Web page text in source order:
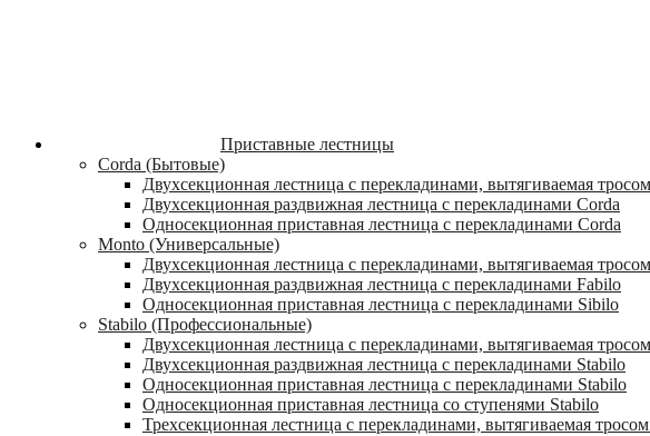
Приставные лестницы
Corda (Бытовые)
Двухсекционная лестница с перекладинами, вытягиваемая
Двухсекционная раздвижная лестница с перекладинами Corda
Односекционная приставная лестница с перекладинами Corda
Monto (Универсальные)
Двухсекционная лестница с перекладинами, вытягиваемая
Двухсекционная раздвижная лестница с перекладинами Fabilo
Односекционная приставная лестница с перекладинами Sibilo
Stabilo (Профессиональные)
Двухсекционная лестница с перекладинами, вытягиваемая
Двухсекционная раздвижная лестница с перекладинами Stabilo
Односекционная приставная лестница с перекладинами Stabilo
Односекционная приставная лестница со ступенями Stabilo
Трехсекционная лестница с перекладинами, вытягиваемая